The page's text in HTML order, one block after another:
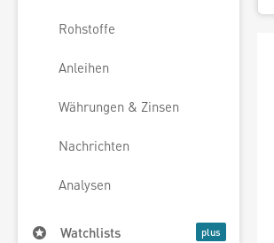
Rohstoffe
Anleihen
Währungen & Zinsen
Nachrichten
Analysen
Watchlists